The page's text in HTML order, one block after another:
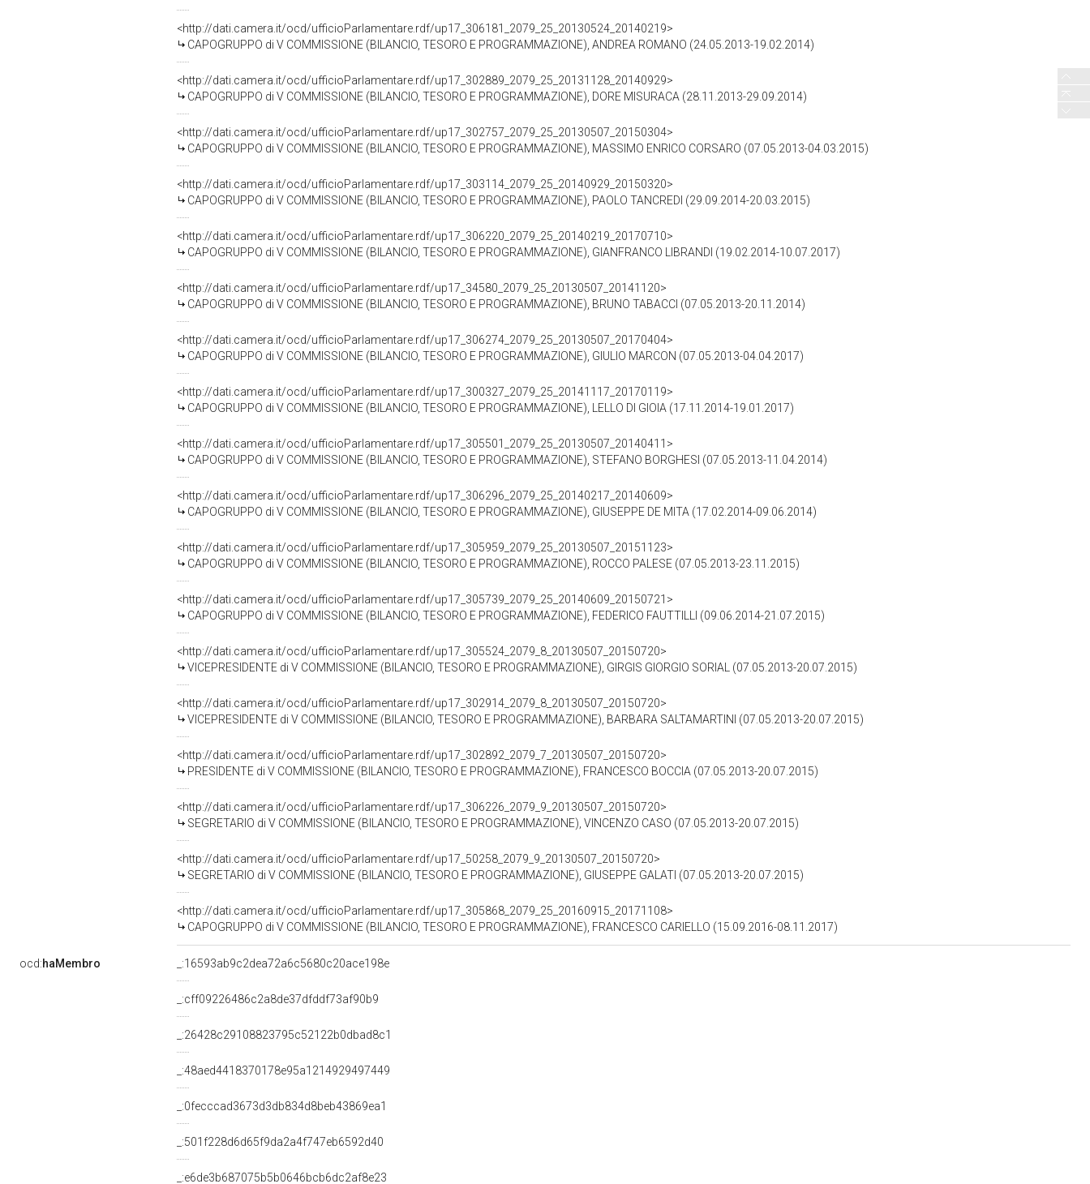
<http://dati.camera.it/ocd/ufficioParlamentare.rdf/up17_306181_2079_25_20130524_20140219>
CAPOGRUPPO di V COMMISSIONE (BILANCIO, TESORO E PROGRAMMAZIONE), ANDREA ROMANO (24.05.2013-19.02.2014)
<http://dati.camera.it/ocd/ufficioParlamentare.rdf/up17_302889_2079_25_20131128_20140929>
CAPOGRUPPO di V COMMISSIONE (BILANCIO, TESORO E PROGRAMMAZIONE), DORE MISURACA (28.11.2013-29.09.2014)
<http://dati.camera.it/ocd/ufficioParlamentare.rdf/up17_302757_2079_25_20130507_20150304>
CAPOGRUPPO di V COMMISSIONE (BILANCIO, TESORO E PROGRAMMAZIONE), MASSIMO ENRICO CORSARO (07.05.2013-04.03.2015)
<http://dati.camera.it/ocd/ufficioParlamentare.rdf/up17_303114_2079_25_20140929_20150320>
CAPOGRUPPO di V COMMISSIONE (BILANCIO, TESORO E PROGRAMMAZIONE), PAOLO TANCREDI (29.09.2014-20.03.2015)
<http://dati.camera.it/ocd/ufficioParlamentare.rdf/up17_306220_2079_25_20140219_20170710>
CAPOGRUPPO di V COMMISSIONE (BILANCIO, TESORO E PROGRAMMAZIONE), GIANFRANCO LIBRANDI (19.02.2014-10.07.2017)
<http://dati.camera.it/ocd/ufficioParlamentare.rdf/up17_34580_2079_25_20130507_20141120>
CAPOGRUPPO di V COMMISSIONE (BILANCIO, TESORO E PROGRAMMAZIONE), BRUNO TABACCI (07.05.2013-20.11.2014)
<http://dati.camera.it/ocd/ufficioParlamentare.rdf/up17_306274_2079_25_20130507_20170404>
CAPOGRUPPO di V COMMISSIONE (BILANCIO, TESORO E PROGRAMMAZIONE), GIULIO MARCON (07.05.2013-04.04.2017)
<http://dati.camera.it/ocd/ufficioParlamentare.rdf/up17_300327_2079_25_20141117_20170119>
CAPOGRUPPO di V COMMISSIONE (BILANCIO, TESORO E PROGRAMMAZIONE), LELLO DI GIOIA (17.11.2014-19.01.2017)
<http://dati.camera.it/ocd/ufficioParlamentare.rdf/up17_305501_2079_25_20130507_20140411>
CAPOGRUPPO di V COMMISSIONE (BILANCIO, TESORO E PROGRAMMAZIONE), STEFANO BORGHESI (07.05.2013-11.04.2014)
<http://dati.camera.it/ocd/ufficioParlamentare.rdf/up17_306296_2079_25_20140217_20140609>
CAPOGRUPPO di V COMMISSIONE (BILANCIO, TESORO E PROGRAMMAZIONE), GIUSEPPE DE MITA (17.02.2014-09.06.2014)
<http://dati.camera.it/ocd/ufficioParlamentare.rdf/up17_305959_2079_25_20130507_20151123>
CAPOGRUPPO di V COMMISSIONE (BILANCIO, TESORO E PROGRAMMAZIONE), ROCCO PALESE (07.05.2013-23.11.2015)
<http://dati.camera.it/ocd/ufficioParlamentare.rdf/up17_305739_2079_25_20140609_20150721>
CAPOGRUPPO di V COMMISSIONE (BILANCIO, TESORO E PROGRAMMAZIONE), FEDERICO FAUTTILLI (09.06.2014-21.07.2015)
<http://dati.camera.it/ocd/ufficioParlamentare.rdf/up17_305524_2079_8_20130507_20150720>
VICEPRESIDENTE di V COMMISSIONE (BILANCIO, TESORO E PROGRAMMAZIONE), GIRGIS GIORGIO SORIAL (07.05.2013-20.07.2015)
<http://dati.camera.it/ocd/ufficioParlamentare.rdf/up17_302914_2079_8_20130507_20150720>
VICEPRESIDENTE di V COMMISSIONE (BILANCIO, TESORO E PROGRAMMAZIONE), BARBARA SALTAMARTINI (07.05.2013-20.07.2015)
<http://dati.camera.it/ocd/ufficioParlamentare.rdf/up17_302892_2079_7_20130507_20150720>
PRESIDENTE di V COMMISSIONE (BILANCIO, TESORO E PROGRAMMAZIONE), FRANCESCO BOCCIA (07.05.2013-20.07.2015)
<http://dati.camera.it/ocd/ufficioParlamentare.rdf/up17_306226_2079_9_20130507_20150720>
SEGRETARIO di V COMMISSIONE (BILANCIO, TESORO E PROGRAMMAZIONE), VINCENZO CASO (07.05.2013-20.07.2015)
<http://dati.camera.it/ocd/ufficioParlamentare.rdf/up17_50258_2079_9_20130507_20150720>
SEGRETARIO di V COMMISSIONE (BILANCIO, TESORO E PROGRAMMAZIONE), GIUSEPPE GALATI (07.05.2013-20.07.2015)
<http://dati.camera.it/ocd/ufficioParlamentare.rdf/up17_305868_2079_25_20160915_20171108>
CAPOGRUPPO di V COMMISSIONE (BILANCIO, TESORO E PROGRAMMAZIONE), FRANCESCO CARIELLO (15.09.2016-08.11.2017)
ocd:haMembro _:16593ab9c2dea72a6c5680c20ace198e
_:cff09226486c2a8de37dfddf73af90b9
_:26428c29108823795c52122b0dbad8c1
_:48aed4418370178e95a1214929497449
_:0fecccad3673d3db834d8beb43869ea1
_:501f228d6d65f9da2a4f747eb6592d40
_:e6de3b687075b5b0646bcb6dc2af8e23